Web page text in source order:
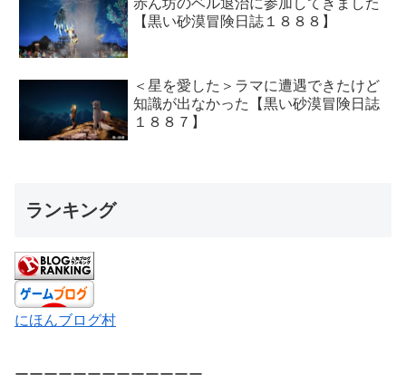
【黒い砂漠冒険日誌１８８８】
＜星を愛した＞ラマに遭遇できたけど
知識が出なかった【黒い砂漠冒険日誌
１８８７】
ランキング
にほんブログ村
ーーーーーーーーーーーーー